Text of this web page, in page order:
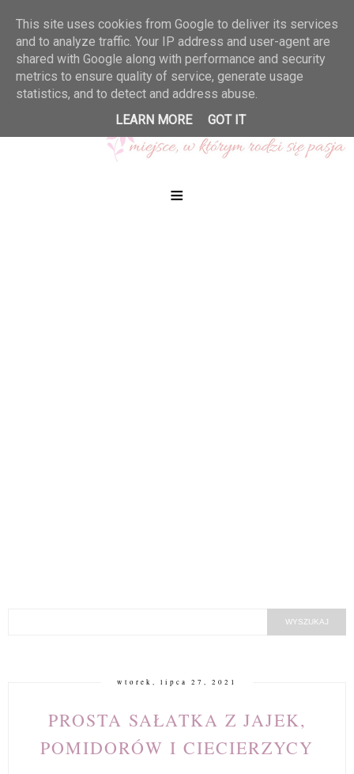
≡
wtorek, lipca 27, 2021
PROSTA SAŁATKA Z JAJEK,
POMIDORÓW I CIECIERZYCY
This site uses cookies from Google to deliver its services
and to analyze traffic. Your IP address and user-agent are
shared with Google along with performance and security
metrics to ensure quality of service, generate usage
statistics, and to detect and address abuse.
LEARN MORE
GOT IT